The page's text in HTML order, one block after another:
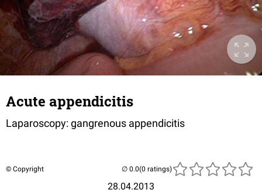
Acute appendicitis
Laparoscopy: gangrenous appendicitis
© Copyright
28.04.2013
(0 ratings)